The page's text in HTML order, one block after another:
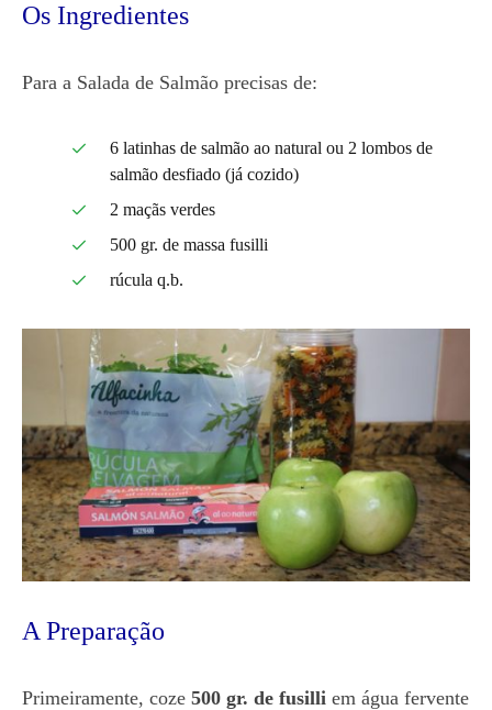
Os Ingredientes
Para a Salada de Salmão precisas de:
6 latinhas de salmão ao natural ou 2 lombos de
salmão desfiado (já cozido)
2 maçãs verdes
500 gr. de massa fusilli
rúcula q.b.
A Preparação
Primeiramente, coze 500 gr. de fusilli em água fervente